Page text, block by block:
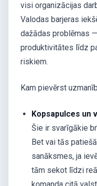
visi organizācijas
Valodas barjeras
dažādas problēmas
produktivitātes līdz
riskiem.
Kam pievērst
Kopsapulces un
Šie ir svarīgākie
Bet vai tās
sanāksmes, ja
tām sekot līdzi